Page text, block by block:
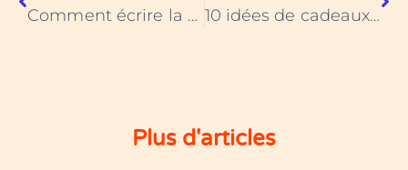
Comment écrire la biographie de votre mère 10 idées de cadeaux originaux à offrir
Plus d'articles